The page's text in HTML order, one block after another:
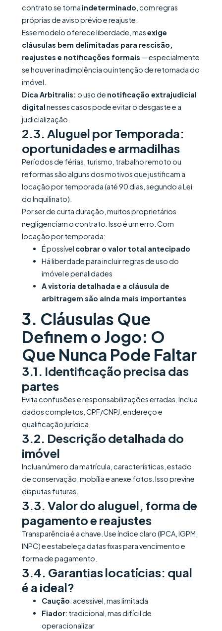
contrato se torna indeterminado , com regras
próprias de aviso prévio e reajuste.
Esse modelo oferece liberdade, masexige
cláusulas bem delimitadas para rescisão,
reajustes e notificações formais — especialmente
se houver inadimplência ou intenção de retomada do
imóvel.
Dica Arbitralis: o uso de notificação extrajudicial
digitalnesses casos pode evitar o desgaste e a
judicialização.
2.3. Aluguel por Temporada:
oportunidades e armadilhas
Períodos de férias, turismo, trabalho remoto ou
reformas são alguns dos motivos que justificam a
locação por temporada (até 90 dias, segundo a Lei
do Inquilinato).
Por ser de curta duração, muitos proprietários
negligenciam o contrato. Isso é um erro. Com
locação por temporada:
É possível cobrar o valor total antecipado
Há liberdade para incluir regras de uso do
imóvel e penalidades
A vistoria detalhada e a cláusula de
arbitragem são ainda mais importantes
3. Cláusulas Que
Definem o Jogo: O
Que Nunca Pode Faltar
3.1. Identificação precisa das
partes
Evita confusões e responsabilizações erradas. Inclua
dados completos, CPF/CNPJ, endereço e
qualificação jurídica.
3.2. Descrição detalhada do
imóvel
Inclua número da matrícula, características, estado
de conservação, mobília e anexe fotos. Isso previne
disputas futuras.
3.3. Valor do aluguel, forma de
pagamento e reajustes
Transparência é a chave. Use índice claro (IPCA, IGPM,
INPC) e estabeleça datas fixas para vencimento e
forma de pagamento.
3.4. Garantias locatícias: qual
é a ideal?
Caução: acessível, mas limitada
Fiador: tradicional, mas difícil de
operacionalizar